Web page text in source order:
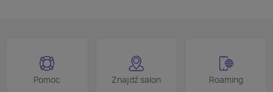
Pomoc Znajdź salon Roaming